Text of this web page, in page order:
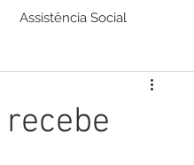
Assistência Social